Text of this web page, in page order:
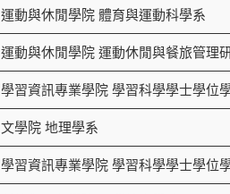
運動與休閒學院 體育與運動科學系
運動與休閒學院 運動休閒與餐旅管理
學習資訊專業學院 學習科學學士學位
文學院 地理學系
學習資訊專業學院 學習科學學士學位